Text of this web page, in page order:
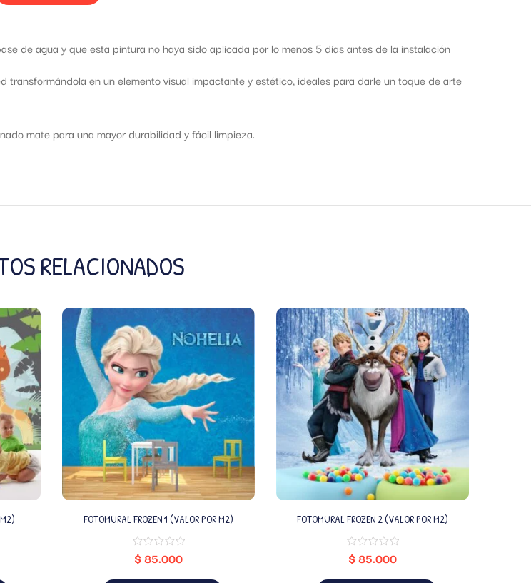
de agua y que esta pintura no haya sido aplicada por lo menos 5 días antes de la instalación
en un elemento visual impactante y estético, ideales para darle un toque de arte
mate para una mayor durabilidad y fácil limpieza.
RELACIONADOS
FOTOMURAL FROZEN 1 (VALOR POR M2)
$85.000
FOTOMURAL FROZEN 2 (VALOR POR M2)
$85.000